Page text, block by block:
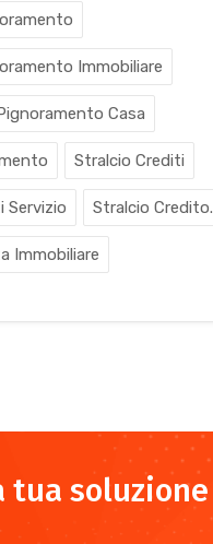
Immobiliare
Casa
Stralcio Crediti
Servizio Stralcio Credito.
Immobiliare
soluzione